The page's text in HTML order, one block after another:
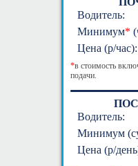
Водитель:
Минимум*
Цена (р/час):
*в стоимость
подачи.
Водитель:
Минимум
Цена (р/